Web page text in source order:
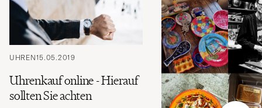
UHREN15.05.2019
Uhrenkauf online - Hierauf
sollten Sie achten